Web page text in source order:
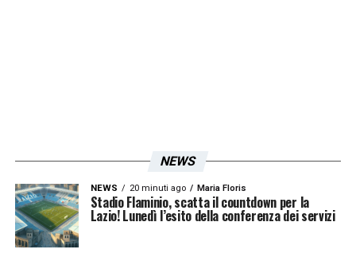
NEWS
NEWS 20 minuti ago Maria Floris
Stadio Flaminio, scatta il countdown per la
Lazio! Lunedì l’esito della conferenza dei servizi